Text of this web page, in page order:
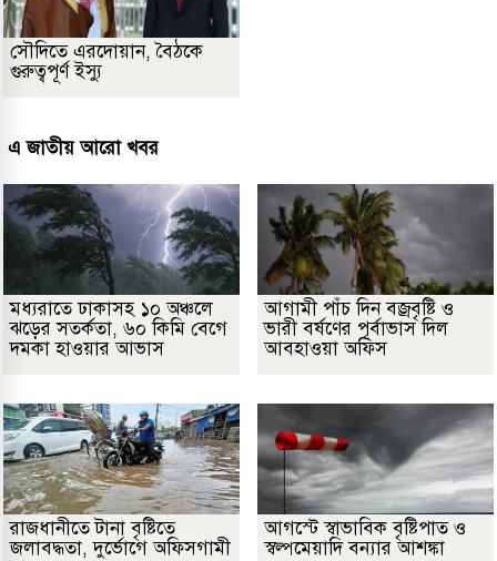
সৌদিতে এরদোয়ান, বৈঠকে
গুরুত্বপূর্ণ ইস্যু
এ জাতীয় আরো খবর
মধ্যরাতে ঢাকাসহ ১০ অঞ্চলে
ঝড়ের সতর্কতা, ৬০ কিমি বেগে
দমকা হাওয়ার আভাস
আগামী পাঁচ দিন বজ্রবৃষ্টি ও
ভারী বর্ষণের পূর্বাভাস দিল
আবহাওয়া অফিস
রাজধানীতে টানা বৃষ্টিতে
জলাবদ্ধতা, দুর্ভোগে অফিসগামী
আগস্টে স্বাভাবিক বৃষ্টিপাত ও
স্বল্পমেয়াদি বন্যার আশঙ্কা